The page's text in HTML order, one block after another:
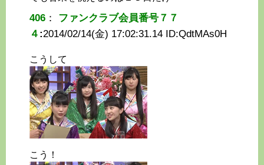
406 ： ファンクラブ会員番号７７
４ :2014/02/14(金) 17:02:31.14 ID:QdtMAs0H
こうして
こう！